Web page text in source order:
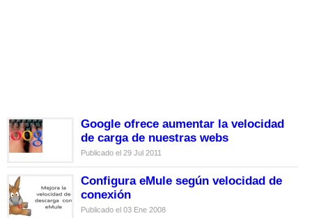
Google ofrece aumentar la velocidad
de carga de nuestras webs
Publicado el 29 Jul 2011
Configura eMule según velocidad de
conexión
Publicado el 03 Ene 2008